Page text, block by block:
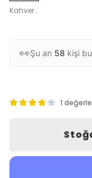
Kahverengi
❤️Bu hafta 94kişi
1